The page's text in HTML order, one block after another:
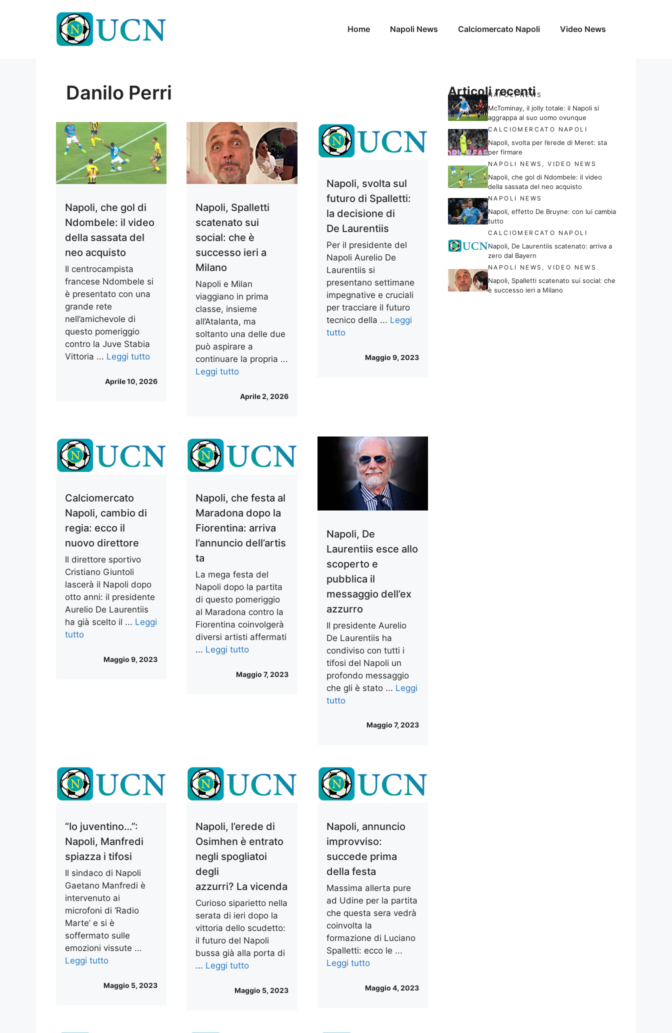
Home Napoli News Calciomercato Napoli Video News
Danilo Perri
Napoli, che gol di
Ndombele: il video
della sassata del
neo acquisto
Il centrocampista
francese Ndombele si
è presentato con una
grande rete
nell’amichevole di
questo pomeriggio
contro la Juve Stabia
Vittoria ... Leggi tutto
Aprile 10, 2026
Napoli, Spalletti
scatenato sui
social: che è
successo ieri a
Milano
Napoli e Milan
viaggiano in prima
classe, insieme
all’Atalanta, ma
soltanto una delle due
può aspirare a
continuare la propria ...
Leggi tutto
Aprile 2, 2026
Napoli, svolta sul
futuro di Spalletti:
la decisione di
De Laurentiis
Per il presidente del
Napoli Aurelio De
Laurentiis si
presentano settimane
impegnative e cruciali
per tracciare il futuro
tecnico della ... Leggi
tutto
Maggio 9, 2023
Calciomercato
Napoli, cambio di
regia: ecco il
nuovo direttore
Il direttore sportivo
Cristiano Giuntoli
lascerà il Napoli dopo
otto anni: il presidente
Aurelio De Laurentiis
ha già scelto il ... Leggi
tutto
Maggio 9, 2023
Napoli, che festa al
Maradona dopo la
Fiorentina: arriva
l’annuncio dell’artis
ta
La mega festa del
Napoli dopo la partita
di questo pomeriggio
al Maradona contro la
Fiorentina coinvolgerà
diversi artisti affermati
... Leggi tutto
Maggio 7, 2023
Napoli, De
Laurentiis esce allo
scoperto e
pubblica il
messaggio dell’ex
azzurro
Il presidente Aurelio
De Laurentiis ha
condiviso con tutti i
tifosi del Napoli un
profondo messaggio
che gli è stato ... Leggi
tutto
Maggio 7, 2023
“Io juventino…”:
Napoli, Manfredi
spiazza i tifosi
Il sindaco di Napoli
Gaetano Manfredi è
intervenuto ai
microfoni di ‘Radio
Marte’ e si è
soffermato sulle
emozioni vissute ...
Leggi tutto
Maggio 5, 2023
Napoli, l’erede di
Osimhen è entrato
negli spogliatoi
degli
azzurri? La vicenda
Curioso siparietto nella
serata di ieri dopo la
vittoria dello scudetto:
il futuro del Napoli
bussa già alla porta di
... Leggi tutto
Maggio 5, 2023
Napoli, annuncio
improvviso:
succede prima
della festa
Massima allerta pure
ad Udine per la partita
che questa sera vedrà
coinvolta la
formazione di Luciano
Spalletti: ecco le ...
Leggi tutto
Maggio 4, 2023
Articoli recenti
NAPOLI NEWS
McTominay, il jolly totale: il Napoli si
aggrappa al suo uomo ovunque
CALCIOMERCATO NAPOLI
Napoli, svolta per l’erede di Meret: sta
per firmare
NAPOLI NEWS ,VIDEO NEWS
Napoli, che gol di Ndombele: il video
della sassata del neo acquisto
NAPOLI NEWS
Napoli, effetto De Bruyne: con lui cambia
tutto
CALCIOMERCATO NAPOLI
Napoli, De Laurentiis scatenato: arriva a
zero dal Bayern
NAPOLI NEWS ,VIDEO NEWS
Napoli, Spalletti scatenato sui social: che
è successo ieri a Milano